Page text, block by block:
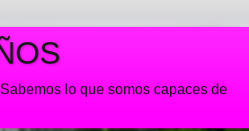
lo que somos capaces de